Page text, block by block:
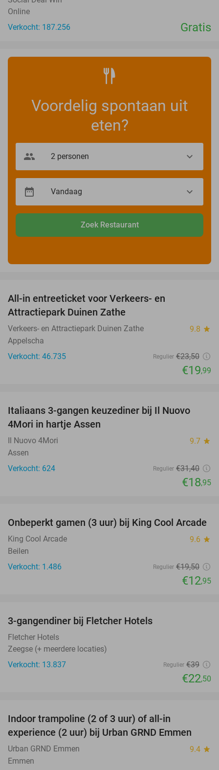
Online
Verkocht: 187.256
Gratis
Voordelig spontaan uit
eten?
Zoek Restaurant
All-in entreeticket voor Verkeers- en
Attractiepark Duinen Zathe
Verkeers- en Attractiepark Duinen Zathe 9.8 star
Appelscha
Verkocht: 46.735
Regulier €23,50
€19,99
40%
Italiaans 3-gangen keuzediner bij Il Nuovo
4Mori in hartje Assen
Il Nuovo 4Mori 9.7 star
Assen
Verkocht: 624
Regulier €31,40
€18,95
34%
Onbeperkt gamen (3 uur) bij King Cool Arcade
King Cool Arcade 9.6 star
Beilen
Verkocht: 1.486
Regulier €19,50
€12,95
3-gangendiner bij Fletcher Hotels
Fletcher Hotels
Zeegse (+ meerdere locaties)
Verkocht: 13.837
Regulier €39
€22,50
Indoor trampoline (2 of 3 uur) of all-in
experience (2 uur) bij Urban GRND Emmen
Urban GRND Emmen 9.4 star
Emmen